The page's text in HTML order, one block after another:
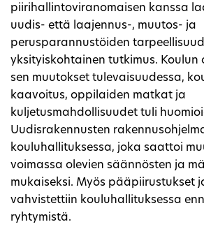
piirihallintoviranomaisen kanssa
uudis- että laajennus-, muutos- ja
perusparannustöiden
yksityiskohtainen tutkimus.
sen muutokset tulevaisuudessa,
kaavoitus, oppilaiden matkat ja
kuljetusmahdollisuudet tuli
Uudisrakennusten
kouluhallituksessa, joka saattoi
voimassa olevien säännösten ja
mukaiseksi. Myös pääpiirustukset
vahvistettiin kouluhallituksessa
ryhtymistä.